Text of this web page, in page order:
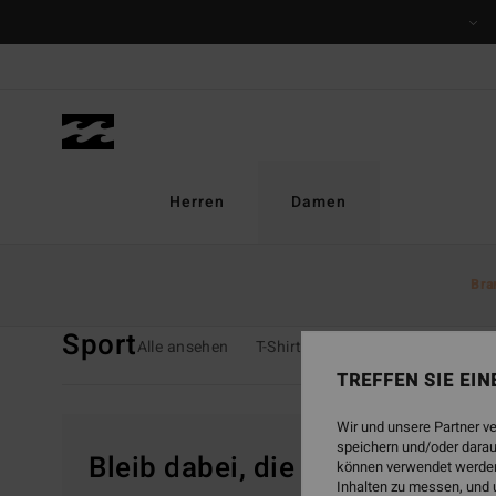
springen
Herren Damen
SportAlle ansehen T-Shirts
Bleib dabei, die Produkte
TREFFEN SIE
Wir und unsere Partner
speichern und/oder
können verwendet
Inhalten zu messen, und